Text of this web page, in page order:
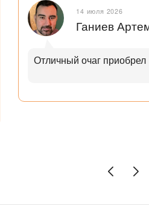
14 июля 2026
Ганиев
Отличный очаг приобрел